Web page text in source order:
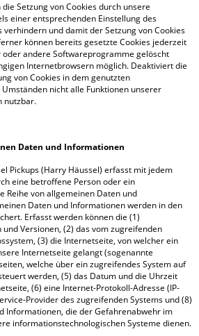
Setzung von Cookies durch unsere
einer entsprechenden Einstellung des
und damit der Setzung von Cookies
können bereits gesetzte Cookies jederzeit
andere Softwareprogramme gelöscht
Internetbrowsern möglich. Deaktiviert die
von Cookies in dem genutzten
nicht alle Funktionen unserer
nutzbar.
Daten und Informationen
Pickups (Harry Häussel) erfasst mit jedem
eine betroffene Person oder ein
Reihe von allgemeinen Daten und
Daten und Informationen werden in den
Erfasst werden können die (1)
Versionen, (2) das vom zugreifenden
(3) die Internetseite, von welcher ein
Internetseite gelangt (sogenannte
welche über ein zugreifendes System auf
werden, (5) das Datum und die Uhrzeit
(6) eine Internet-Protokoll-Adresse (IP-
Provider des zugreifenden Systems und (8)
Informationen, die der Gefahrenabwehr im
informationstechnologischen Systeme dienen.